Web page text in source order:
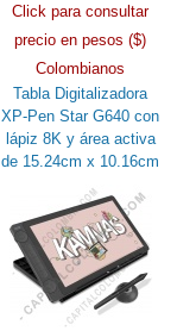
Click para consultar
precio en pesos ($)
Colombianos
Tabla Digitalizadora
XP-Pen Star G640 con
lápiz 8K y área activa
de 15.24cm x 10.16cm